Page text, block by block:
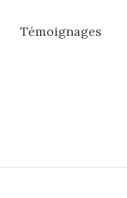
Témoignages